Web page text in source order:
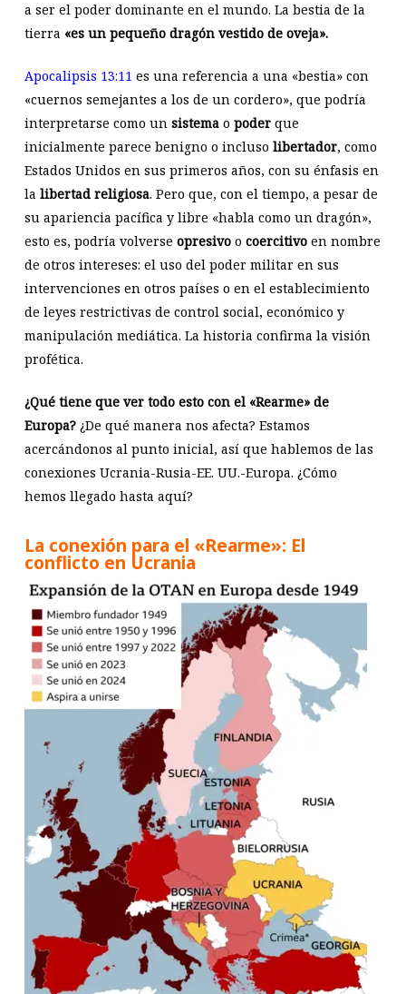
a ser el poder dominante en el mundo. La bestia de la
tierra «es un pequeño dragón vestido de oveja».
Apocalipsis 13:11 es una referencia a una «bestia» con
«cuernos semejantes a los de un cordero», que podría
interpretarse como un sistemao poderque
inicialmente parece benigno o incluso libertador, como
Estados Unidos en sus primeros años, con su énfasis en
la libertad religiosa. Pero que, con el tiempo, a pesar de
su apariencia pacífica y libre «habla como un dragón»,
esto es, podría volverse opresivoo coercitivoen nombre
de otros intereses: el uso del poder militar en sus
intervenciones en otros países o en el establecimiento
de leyes restrictivas de control social, económico y
manipulación mediática. La historia confirma la visión
profética.
¿Qué tiene que ver todo esto con el «Rearme» de
Europa?¿De qué manera nos afecta? Estamos
acercándonos al punto inicial, así que hablemos de las
conexiones Ucrania-Rusia-EE. UU.-Europa. ¿Cómo
hemos llegado hasta aquí?
La conexión para el «Rearme»: El
conflicto en Ucrania